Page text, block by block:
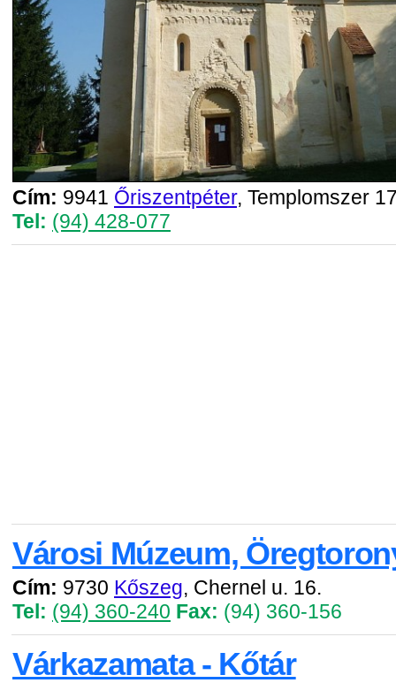
Cím: 9941 Őriszentpéter, Templomszer
Tel: (94) 428-077
Városi Múzeum,
Cím: 9730 Kőszeg, Chernel u. 16.
Tel: (94) 360-240 Fax: (94) 360-156
Várkazamata - Kőtár